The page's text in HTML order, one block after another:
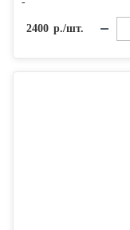
2400 р./шт.